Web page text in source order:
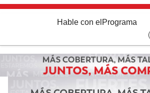
Hable con el Programa